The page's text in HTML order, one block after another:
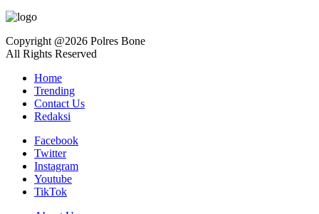
Copyright @2026 Polres Bone
All Rights Reserved
Home
Trending
Contact Us
Redaksi
Facebook
Twitter
Instagram
Youtube
TikTok